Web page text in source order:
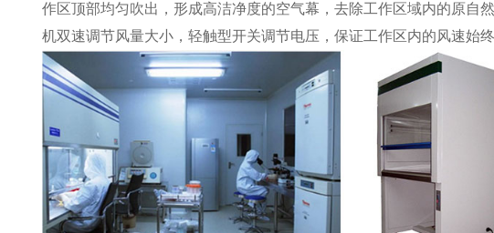
作区顶部均匀吹出，形成高洁净度的空气幕，去除工作区域内的原自
机双速调节风量大小，轻触型开关调节电压，保证工作区内的风速始终